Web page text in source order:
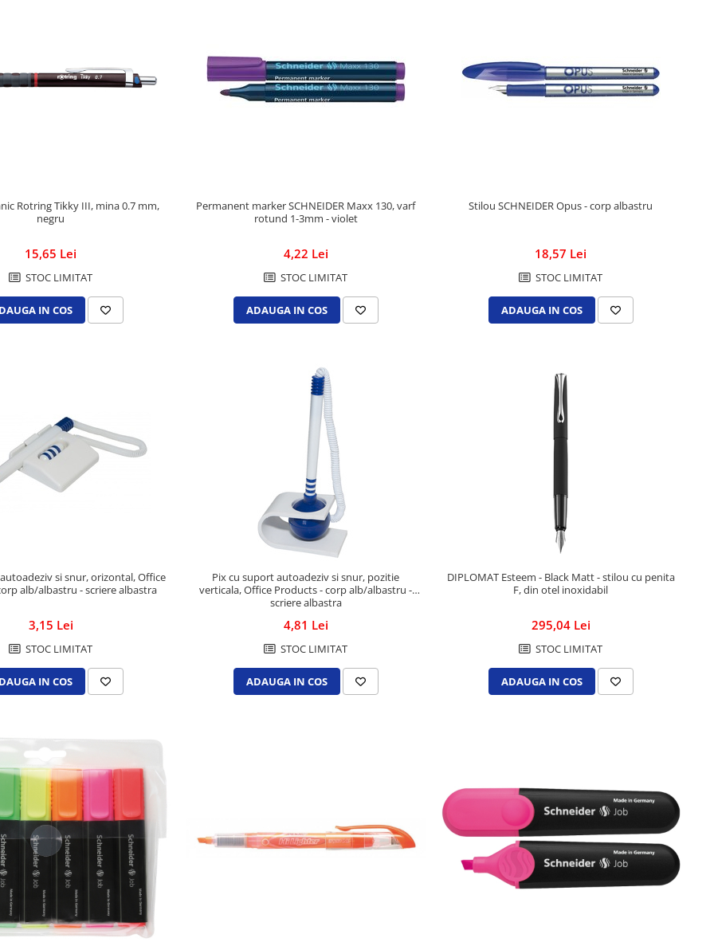
Rotring Tikky III, mina 0.7 mm,
negru
15,65 Lei
STOC LIMITAT
IN COS
Permanent marker SCHNEIDER Maxx 130, varf
rotund 1-3mm - violet
4,22 Lei
STOC LIMITAT
ADAUGA IN COS
Stilou SCHNEIDER Opus - corp albastru
18,57 Lei
STOC LIMITAT
ADAUGA IN COS
si snur, orizontal, Office
alb/albastru - scriere albastra
3,15 Lei
STOC LIMITAT
IN COS
Pix cu suport autoadeziv si snur, pozitie
verticala, Office Products - corp alb/albastru -
scriere albastra
4,81 Lei
STOC LIMITAT
ADAUGA IN COS
DIPLOMAT Esteem - Black Matt - stilou cu penita
F, din otel inoxidabil
295,04 Lei
STOC LIMITAT
ADAUGA IN COS